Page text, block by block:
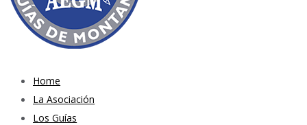
Home
La Asociación
Los Guías